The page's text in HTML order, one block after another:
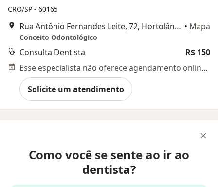
CRO/SP - 60165
Rua Antônio Fernandes Leite, 72, Hortolândia • Mapa
Conceito Odontológico
Consulta Dentista
R$ 150
Esse especialista não oferece agendamento online para esse endereço.
Solicite um atendimento
Como você se sente ao ir ao
dentista?